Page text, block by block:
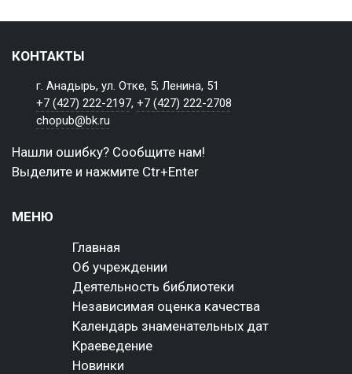
КОНТАКТЫ
г. Анадырь, ул. Отке, 5; Ленина, 51
+7 (427) 222-2197,+7 (427) 222-2708
chopub@bk.ru
Нашли ошибку? Сообщите нам!
Выделите и нажмите Ctr+Enter
МЕНЮ
Главная
Об учреждении
Деятельность библиотеки
Независимая оценка качества
Календарь знаменательных дат
Краеведение
Новинки